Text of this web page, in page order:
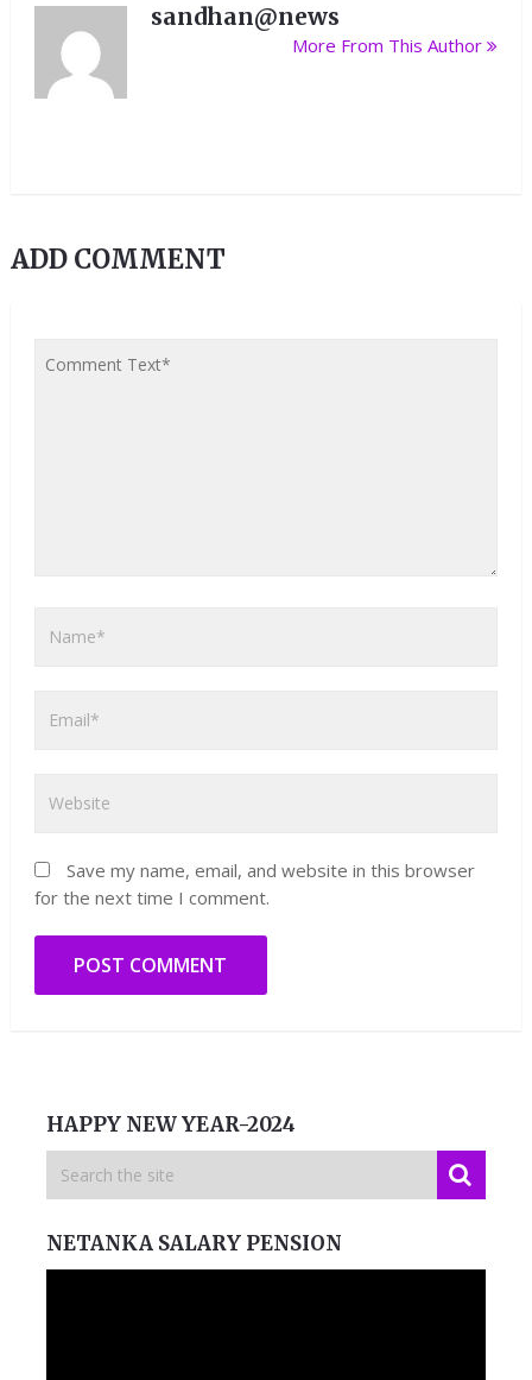
sandhan@news
More From This Author
ADD COMMENT
Save my name, email, and website in this browser
for the next time I comment.
HAPPY NEW YEAR-2024
NETANKA SALARY PENSION